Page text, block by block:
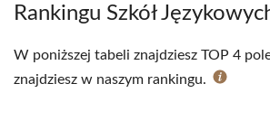
Rankingu Szkół
W poniższej tabeli znajdziesz TOP 4
znajdziesz w naszym rankingu.